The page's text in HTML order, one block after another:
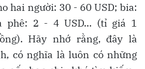
hai người: 30 - 60 USD; bia:
phê: 2 - 4 USD… (tỉ giá 1
Hãy nhớ rằng, đây là
có nghĩa là luôn có những